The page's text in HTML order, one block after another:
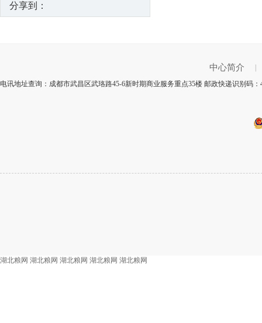
分享到：
中心简介
电讯地址查询：成都市武昌区武珞路45-6新时期商业服务重点35楼 邮政快递识别码
湖北粮网 湖北粮网 湖北粮网 湖北粮网 湖北粮网